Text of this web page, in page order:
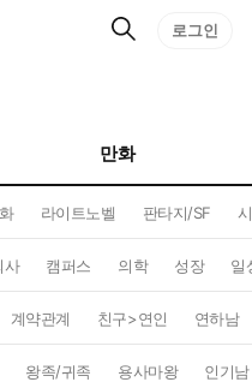
검
로그인
만화
라이트노벨 판타지/SF
사 캠퍼스 의학 성장 일
계약관계 친구>연인 연하남
왕족/귀족 용사마왕 인기남